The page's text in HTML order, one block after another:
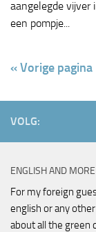
aangelegde vijver
een pompje...
« Vorige pagina
VOLG:
ENGLISH AND
For my foreign
english or any
about all the green